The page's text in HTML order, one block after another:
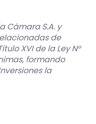
Cámara S.A. y
de
XVI de la Ley N°
formando
la